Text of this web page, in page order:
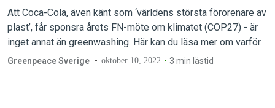
Att Coca-Cola, även känt som ‘världens största förorenare av
plast’, får sponsra årets FN-möte om klimatet (COP27) - är
inget annat än greenwashing. Här kan du läsa mer om varför.
Greenpeace Sverige oktober 10, 2022 3 min lästid